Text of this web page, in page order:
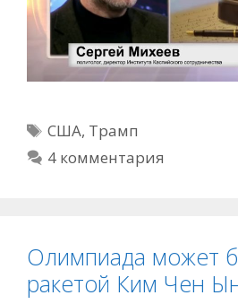
Метки
США, Трамп
4 комментария
Олимпиада может
ракетой Ким Чен